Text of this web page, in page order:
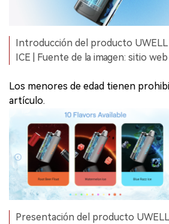
Introducción del producto UWELL
ICE | Fuente de la imagen: sitio
Los menores de edad tienen
artículo.
Presentación del producto